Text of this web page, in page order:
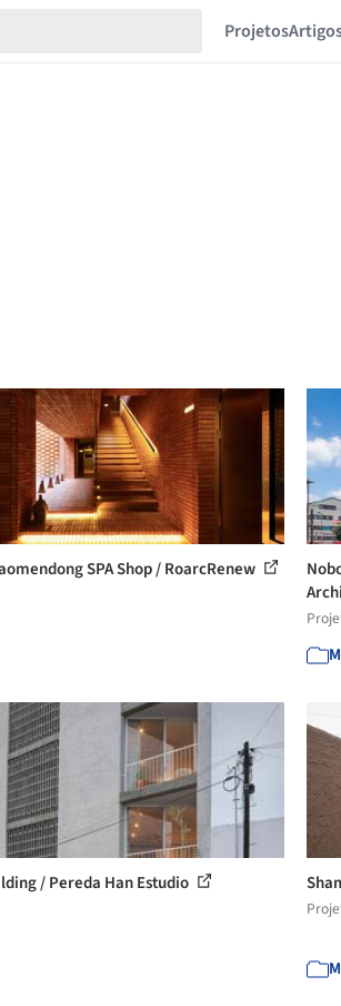
Projetos
SPA Shop / RoarcRenew
/ Pereda Han Estudio